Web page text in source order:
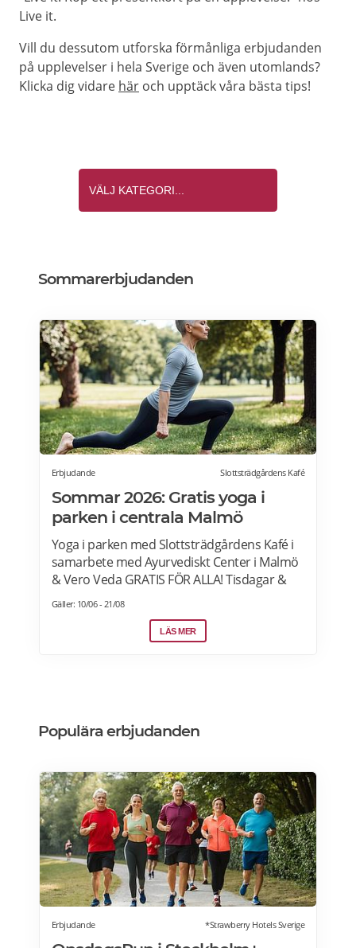
Live it.
Vill du dessutom utforska förmånliga erbjudanden
på upplevelser i hela Sverige och även utomlands?
Klicka dig vidare här och upptäck våra bästa tips!
Sommarerbjudanden
Erbjudande Slottsträdgårdens Kafé
Sommar 2026: Gratis yoga i
parken i centrala Malmö
Yoga i parken med Slottsträdgårdens Kafé i
samarbete med Ayurvediskt Center i Malmö
& Vero Veda GRATIS FÖR ALLA! Tisdagar &
torsdagar kl 09:00-10:00 Från 23 juni – 20 aug
Malmöfestivalen. (11 & 13)
Gäller: 10/06 - 21/08
LÄS MER
Populära erbjudanden
Erbjudande *Strawberry Hotels Sverige